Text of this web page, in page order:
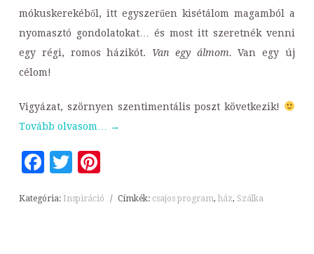
mókuskerekéből, itt egyszerűen kisétálom magamból a
nyomasztó gondolatokat… és most itt szeretnék venni
egy régi, romos házikót. Van egy álmom. Van egy új
célom!
Vigyázat, szörnyen szentimentális poszt következik!
Tovább olvasom… →
Facebook
Twitter
Kategória: Inspiráció / Címkék: csajos program,ház, Szálka